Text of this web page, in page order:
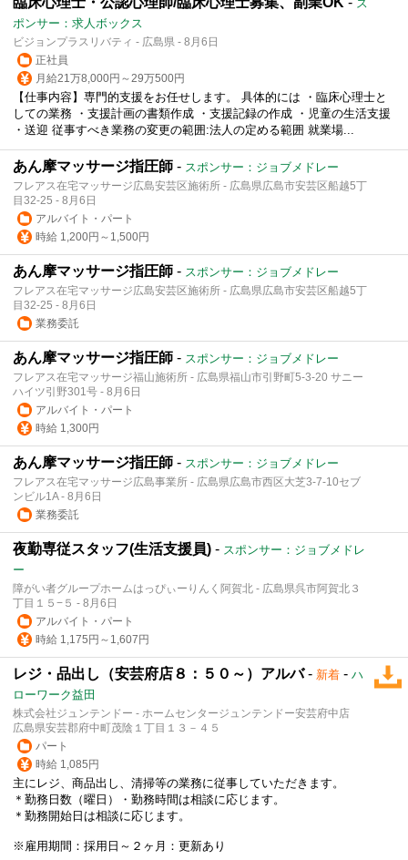
ス
ポンサー：求人ボックス
ビジョンプラスリバティ - 広島県 - 8月6日
正社員
月給21万8,000円～29万500円
【仕事内容】専門的支援をお任せします。 具体的には ・臨床心理士と
しての業務 ・支援計画の書類作成 ・支援記録の作成 ・児童の生活支援
・送迎 従事すべき業務の変更の範囲:法人の定める範囲 就業場...
あん摩マッサージ指圧師 - スポンサー：ジョブメドレー
フレアス在宅マッサージ広島安芸区施術所 - 広島県広島市安芸区船越5丁
目32-25 - 8月6日
アルバイト・パート
時給 1,200円～1,500円
あん摩マッサージ指圧師 - スポンサー：ジョブメドレー
フレアス在宅マッサージ広島安芸区施術所 - 広島県広島市安芸区船越5丁
目32-25 - 8月6日
業務委託
あん摩マッサージ指圧師 - スポンサー：ジョブメドレー
フレアス在宅マッサージ福山施術所 - 広島県福山市引野町5-3-20 サニー
ハイツ引野301号 - 8月6日
アルバイト・パート
時給 1,300円
あん摩マッサージ指圧師 - スポンサー：ジョブメドレー
フレアス在宅マッサージ広島事業所 - 広島県広島市西区大芝3-7-10セブ
ンビル1A - 8月6日
業務委託
夜勤専従スタッフ(生活支援員) - スポンサー：ジョブメドレ
ー
障がい者グループホームはっぴぃーりんく阿賀北 - 広島県呉市阿賀北３
丁目１５−５ - 8月6日
アルバイト・パート
時給 1,175円～1,607円
レジ・品出し（安芸府店８：５０～）アルバ- 新着 - ハ
ローワーク益田
株式会社ジュンテンドー - ホームセンタージュンテンドー安芸府中店
広島県安芸郡府中町茂陰１丁目１３－４５
パート
時給 1,085円
主にレジ、商品出し、清掃等の業務に従事していただきます。
＊勤務日数（曜日）・勤務時間は相談に応じます。
＊勤務開始日は相談に応じます。
※雇用期間：採用日～２ヶ月：更新あり